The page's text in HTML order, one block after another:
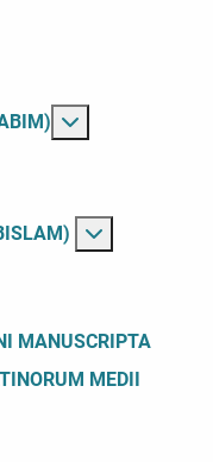
MANUSCRIPTA
MEDII